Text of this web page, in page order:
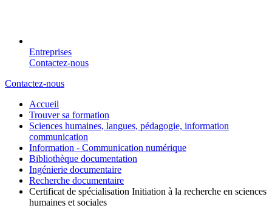
Entreprises
Contactez-nous
Contactez-nous
Accueil
Trouver sa formation
Sciences humaines, langues, pédagogie, information
communication
Information - Communication numérique
Bibliothèque documentation
Ingénierie documentaire
Recherche documentaire
Certificat de spécialisation Initiation à la recherche en sciences
humaines et sociales